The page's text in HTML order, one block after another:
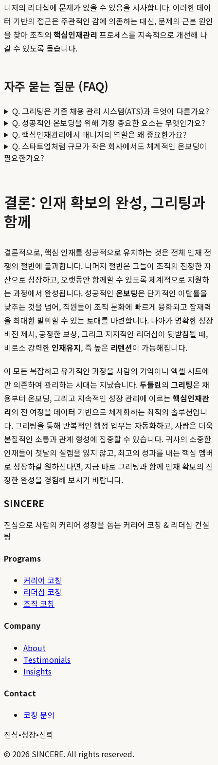
니저의 리더십에 문제가 있을 수 있음을 시사합니다. 이러한 데이
터 기반의 접근은 주관적인 감에 의존하는 대신, 문제의 근본 원인
을 찾아 조직의 핵심인재관리 프로세스를 지속적으로 개선해 나
갈 수 있도록 돕습니다.
자주 묻는 질문 (FAQ)
Q. 그리팅은 기존 채용 관리 시스템(ATS)과 무엇이 다른가요?
Q. 성공적인 온보딩을 위해 가장 중요한 요소는 무엇인가요?
Q. 핵심인재관리에서 매니저의 역할은 왜 중요한가요?
Q. 스타트업처럼 규모가 작은 회사에서도 체계적인 온보딩이
필요한가요?
결론: 인재 확보의 완성, 그리팅과
함께
결론적으로, 핵심 인재를 성공적으로 유치하는 것은 전체 인재 전
쟁의 절반에 불과합니다. 나머지 절반은 그들이 조직의 진정한 자
산으로 성장하고, 오랫동안 함께할 수 있도록 체계적으로 지원하
는 과정에서 완성됩니다. 성공적인 온보딩은 단기적인 이탈률을
낮추는 것을 넘어, 직원들이 조직 문화에 빠르게 융화되고 잠재력
을 최대한 발휘할 수 있는 토대를 마련합니다. 나아가 명확한 성장
비전 제시, 공정한 보상, 그리고 지지적인 리더십이 뒷받침될 때,
비로소 강력한 인재유지, 즉 높은 리텐션이 가능해집니다.
이 모든 복잡하고 유기적인 과정을 사람의 기억이나 엑셀 시트에
만 의존하여 관리하는 시대는 지났습니다.두들린의 그리팅은 채
용부터 온보딩, 그리고 지속적인 성장 관리에 이르는 핵심인재관
리의 전 여정을 데이터 기반으로 체계화하는 최적의 솔루션입니
다. 그리팅을 통해 반복적인 행정 업무는 자동화하고, 사람은 더욱
본질적인 소통과 관계 형성에 집중할 수 있습니다. 귀사의 소중한
인재들이 첫날의 설렘을 잃지 않고, 최고의 성과를 내는 핵심 멤버
로 성장하길 원하신다면, 지금 바로 그리팅과 함께 인재 확보의 진
정한 완성을 경험해 보시기 바랍니다.
SINCERE
진심으로 사람의 커리어 성장을 돕는 커리어 코칭 & 리더십 컨설
팅
Programs
커리어 코칭
리더십 코칭
조직 코칭
Company
About
Testimonials
Insights
Contact
코칭 문의
진심•성장•신뢰
© 2026 SINCERE. All rights reserved.